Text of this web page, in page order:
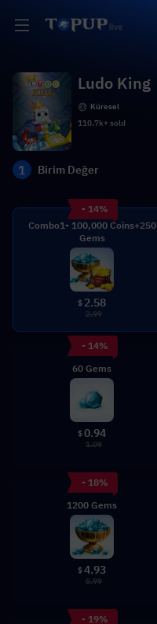
Ludo King
Küresel
110.7k+ sold
1 Birim Değer
- 14%
Combo1- 100,000 Coins+250
Gems
$ 2.58
2.99
- 14%
60 Gems
$0.94
1.09
- 18%
1200 Gems
$4.93
5.99
- 19%